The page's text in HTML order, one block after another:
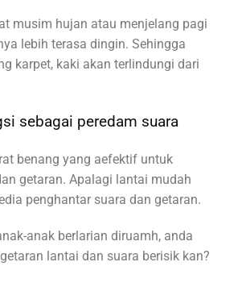
musim hujan atau menjelang pagi
lebih terasa dingin. Sehingga
karpet, kaki akan terlindungi dari
sebagai peredam suara
benang yang aefektif untuk
getaran. Apalagi lantai mudah
penghantar suara dan getaran.
anak berlarian diruamh, anda
lantai dan suara berisik kan?